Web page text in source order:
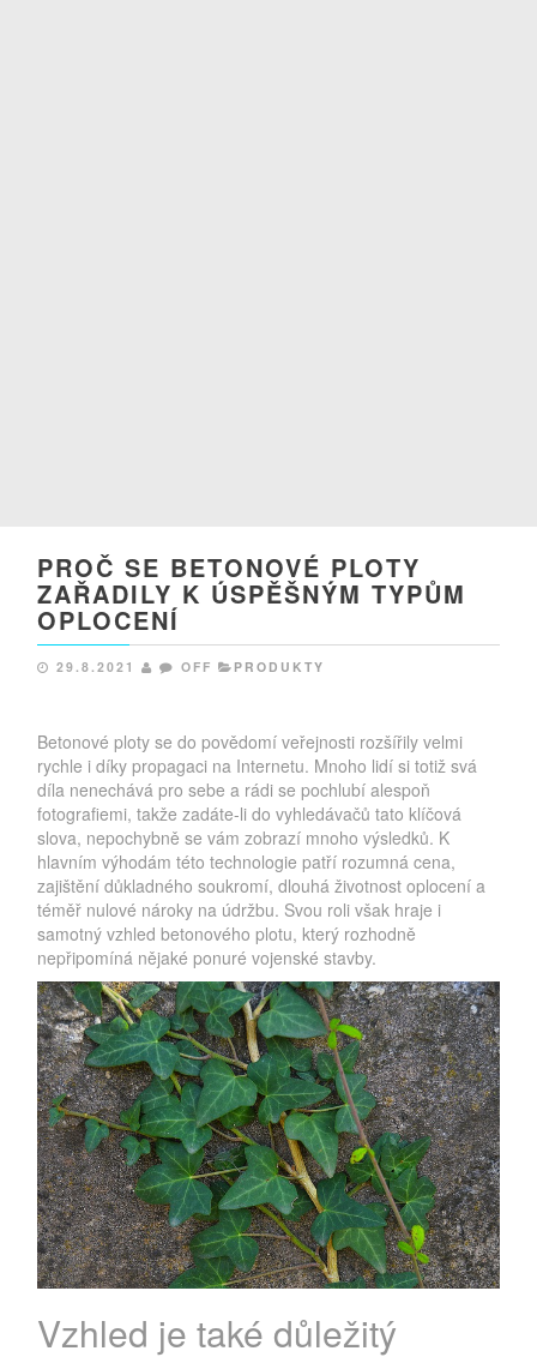
PROČ SE BETONOVÉ PLOTY
ZAŘADILY K ÚSPĚŠNÝM TYPŮM
OPLOCENÍ
29.8.2021 OFF PRODUKTY
Betonové ploty se do povědomí veřejnosti rozšířily velmi
rychle i díky propagaci na Internetu. Mnoho lidí si totiž svá
díla nenechává pro sebe a rádi se pochlubí alespoň
fotografiemi, takže zadáte-li do vyhledávačů tato klíčová
slova, nepochybně se vám zobrazí mnoho výsledků. K
hlavním výhodám této technologie patří rozumná cena,
zajištění důkladného soukromí, dlouhá životnost oplocení a
téměř nulové nároky na údržbu. Svou roli však hraje i
samotný vzhled betonového plotu, který rozhodně
nepřipomíná nějaké ponuré vojenské stavby.
Vzhled je také důležitý